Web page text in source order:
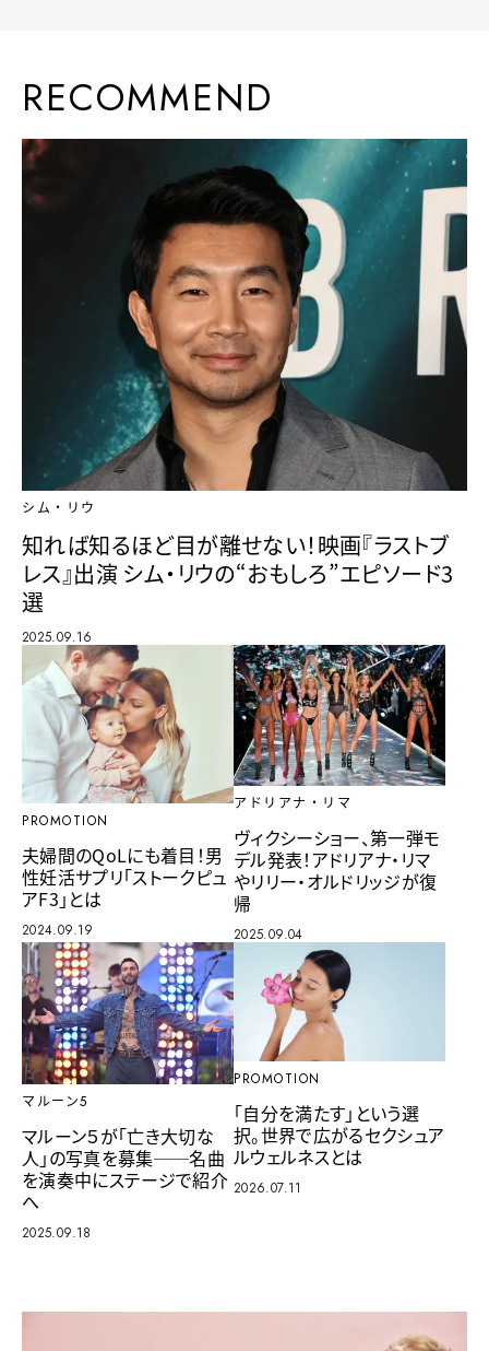
RECOMMEND
シム・リウ
知れば知るほど目が離せない！映画『ラストブ
レス』出演 シム・リウの“おもしろ”エピソード3
選
2025.09.16
PROMOTION
夫婦間のQoLにも着目！男
性妊活サプリ「ストークピュ
アF3」とは
2024.09.19
アドリアナ・リマ
ヴィクシーショー、第一弾モ
デル発表！アドリアナ・リマ
やリリー・オルドリッジが復
帰
2025.09.04
マルーン5
マルーン５が「亡き大切な
人」の写真を募集──名曲
を演奏中にステージで紹介
へ
2025.09.18
PROMOTION
「自分を満たす」という選
択。世界で広がるセクシュア
ルウェルネスとは
2026.07.11